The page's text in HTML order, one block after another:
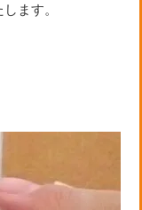
ます。